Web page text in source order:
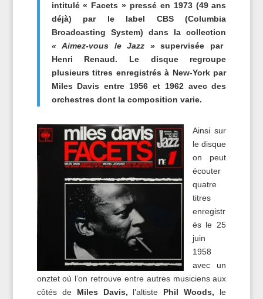
intitulé « Facets » pressé en 1973 (49 ans
déjà) par le label CBS (Columbia
Broadcasting System) dans la collection
« Aimez-vous le Jazz »supervisée par
Henri Renaud. Le disque regroupe
plusieurs titres enregistrés à New-York par
Miles Davis entre 1956 et 1962 avec des
orchestres dont la composition varie.
Ainsi sur
le disque
on peut
écouter
quatre
titres
enregistr
és le 25
juin
1958
avec un
onztet où l’on retrouve entre autres musiciens aux
côtés de Miles Davis, l’altiste Phil Woods, le